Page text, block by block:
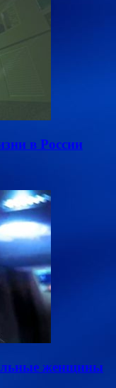
в России
женщины